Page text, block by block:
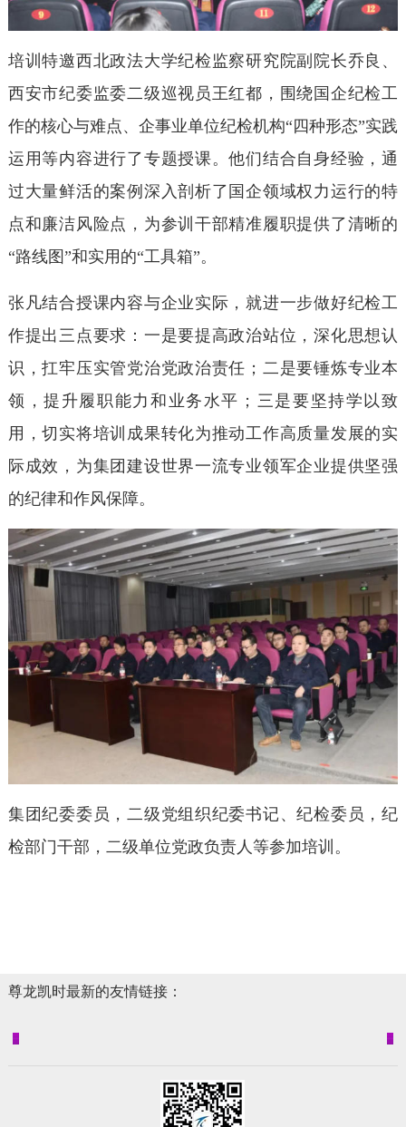
培训特邀西北政法大学纪检监察研究院副院长乔良、
西安市纪委监委二级巡视员王红都，围绕国企纪检工
作的核心与难点、企事业单位纪检机构“四种形态”实践
运用等内容进行了专题授课。他们结合自身经验，通
过大量鲜活的案例深入剖析了国企领域权力运行的特
点和廉洁风险点，为参训干部精准履职提供了清晰的
“路线图”和实用的“工具箱”。
张凡结合授课内容与企业实际，就进一步做好纪检工
作提出三点要求：一是要提高政治站位，深化思想认
识，扛牢压实管党治党政治责任；二是要锤炼专业本
领，提升履职能力和业务水平；三是要坚持学以致
用，切实将培训成果转化为推动工作高质量发展的实
际成效，为集团建设世界一流专业领军企业提供坚强
的纪律和作风保障。
集团纪委委员，二级党组织纪委书记、纪检委员，纪
检部门干部，二级单位党政负责人等参加培训。
尊龙凯时最新的友情链接：